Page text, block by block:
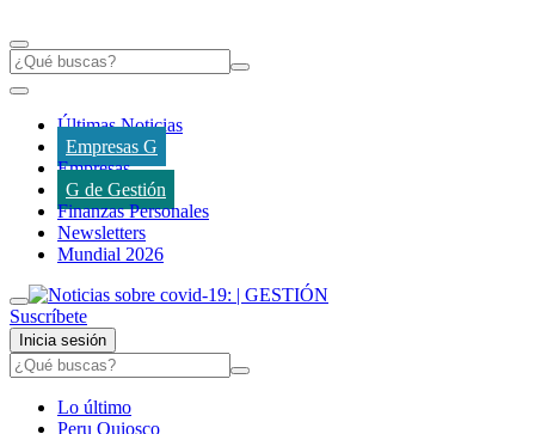
Últimas Noticias
Empresas G
Empresas
G de Gestión
Finanzas Personales
Newsletters
Mundial 2026
Suscríbete
Inicia sesión
Lo último
Peru Quiosco